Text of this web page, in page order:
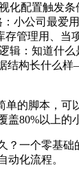
化配置触发
小公司最爱
存管理用、当
辑：知道什么
结构长什么
单的脚本，可
盖80%以上的
？一个零基
动化流程。